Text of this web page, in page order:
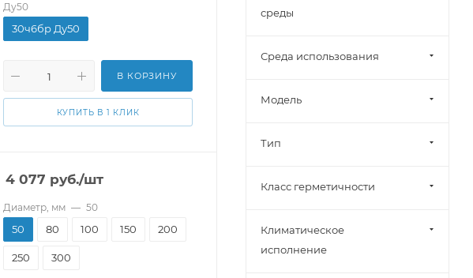
Ду50
30ч6бр Ду50
В КОРЗИНУ
КУПИТЬ В 1 КЛИК
4 077 руб./шт
Диаметр, мм — 50
50 80 100 150 200
250 300
среды
Среда использования
Модель
Тип
Класс герметичности
Климатическое
исполнение